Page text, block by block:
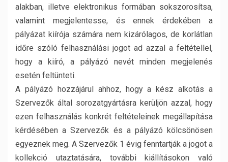
alakban, illetve elektronikus formában sokszorosítsa,
valamint megjelentesse, és ennek érdekében a
pályázat kiírója számára nem kizárólagos, de korlátlan
időre szóló felhasználási jogot ad azzal a feltétellel,
hogy a kiíró, a pályázó nevét minden megjelenés
esetén feltünteti.
A pályázó hozzájárul ahhoz, hogy a kész alkotás a
Szervezők által sorozatgyártásra kerüljön azzal, hogy
ezen felhasználás konkrét feltételeinek megállapítása
kérdésében a Szervezők és a pályázó kölcsönösen
egyeznek meg. A Szervezők 1 évig fenntartják a jogot a
kollekció utaztatására, további kiállításokon való